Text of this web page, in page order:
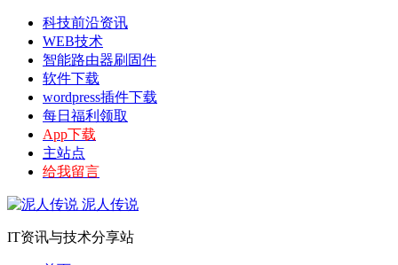
科技前沿资讯
WEB技术
智能路由器刷固件
软件下载
wordpress插件下载
每日福利领取
App下载
主站点
给我留言
泥人传说
IT资讯与技术分享站